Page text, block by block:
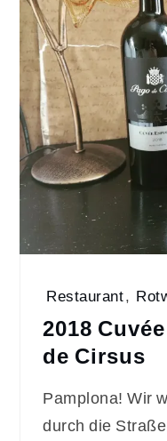
Restaurant,
2018
de Cirsus
Pamplona! Wir
durch die